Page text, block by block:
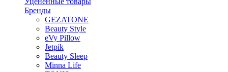
Бренды
GEZATONE
Beauty Style
eVy Pillow
Jetpik
Beauty Sleep
Minna Life